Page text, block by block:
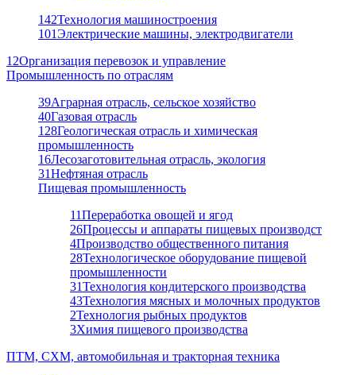
142Технология машиностроения
101Электрические машины, электродвигатели
12Организация перевозок и управление
Промышленность по отраслям
39Аграрная отрасль, сельское хозяйство
40Газовая отрасль
128Геологическая отрасль и химическая
промышленность
16Лесозаготовительная отрасль, экология
31Нефтяная отрасль
Пищевая промышленность
11Переработка овощей и ягод
26Процессы и аппараты пищевых производст
4Производство общественного питания
28Технологическое оборудование пищевой
промышленности
31Технология кондитерского производства
43Технология мясных и молочных продуктов
2Технология рыбных продуктов
3Химия пищевого производства
ПТМ, СХМ, автомобильная и тракторная техника